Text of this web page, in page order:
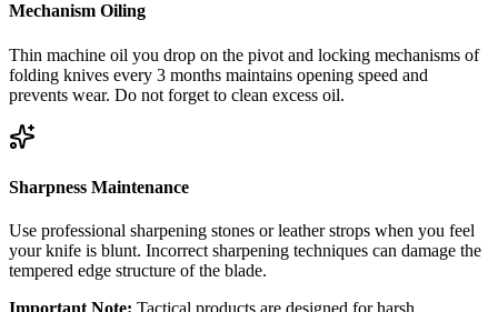
Mechanism Oiling
Thin machine oil you drop on the pivot and locking mechanisms of
folding knives every 3 months maintains opening speed and
prevents wear. Do not forget to clean excess oil.
Sharpness Maintenance
Use professional sharpening stones or leather strops when you feel
your knife is blunt. Incorrect sharpening techniques can damage the
tempered edge structure of the blade.
Important Note: Tactical products are designed for harsh